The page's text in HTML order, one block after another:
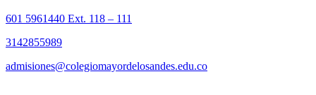
601 5961440 Ext. 118 – 111
3142855989
admisiones@colegiomayordelosandes.edu.co